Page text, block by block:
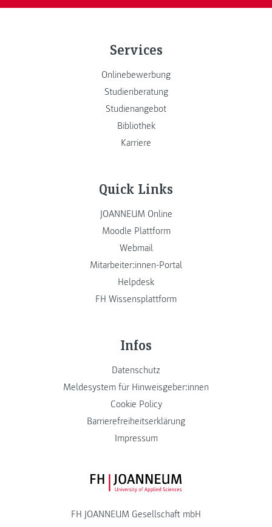
Services
Onlinebewerbung
Studienberatung
Studienangebot
Bibliothek
Karriere
Quick Links
JOANNEUM Online
Moodle Plattform
Webmail
Mitarbeiter:innen-Portal
Helpdesk
FH Wissensplattform
Infos
Datenschutz
Meldesystem für Hinweisgeber:innen
Cookie Policy
Barrierefreiheitserklärung
Impressum
FH JOANNEUM Logo
FH JOANNEUM Gesellschaft mbH